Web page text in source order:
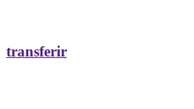
transferir